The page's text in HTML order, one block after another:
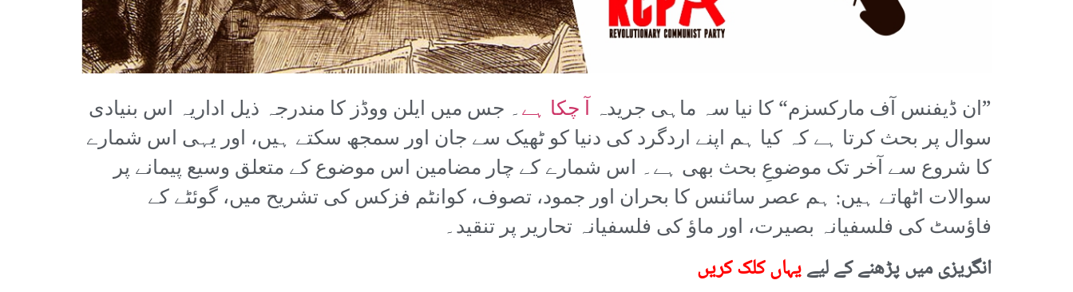
”ان ڈیفنس آف مارکسزم“ کا نیا سہ ماہی جریدہ آ چکا ہے۔ جس میں ایلن ووڈز کا مندرجہ ذیل اداریہ اس بنیادی
سوال پر بحث کرتا ہے کہ کیا ہم اپنے اردگرد کی دنیا کو ٹھیک سے جان اور سمجھ سکتے ہیں، اور یہی اس شمارے
کا شروع سے آخر تک موضوعِ بحث بھی ہے۔ اس شمارے کے چار مضامین اس موضوع کے متعلق وسیع پیمانے پر
سوالات اٹھاتے ہیں: ہم عصر سائنس کا بحران اور جمود، تصوف، کوانٹم فزکس کی تشریح میں، گوئٹے کے
فاؤسٹ کی فلسفیانہ بصیرت، اور ماؤ کی فلسفیانہ تحاریر پر تنقید۔
انگریزی میں پڑھنے کے لیےیہاں کلک کریں